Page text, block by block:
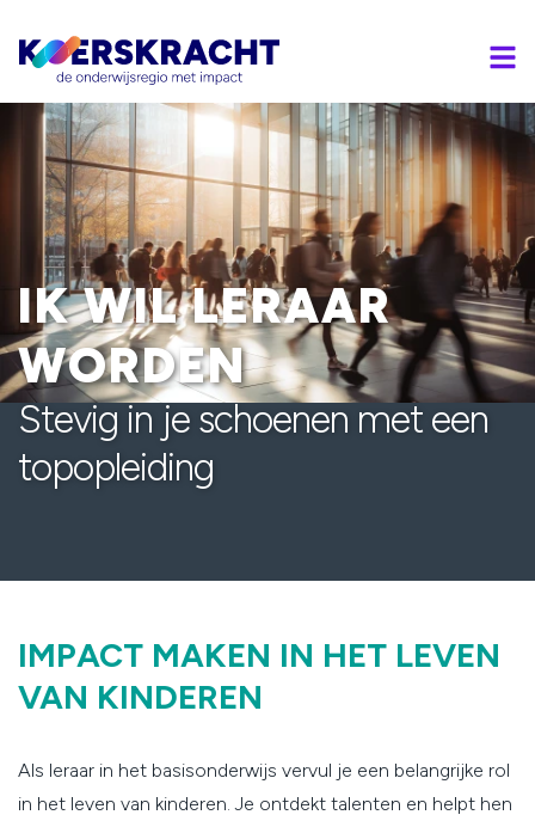
IK WIL LERAAR
WORDEN
Stevig in je schoenen met een
topopleiding
IMPACT MAKEN IN HET LEVEN
VAN KINDEREN
Als leraar in het basisonderwijs vervul je een belangrijke rol
in het leven van kinderen. Je ontdekt talenten en helpt hen